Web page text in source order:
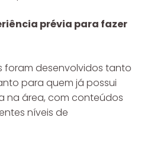
prévia para fazer
foram desenvolvidos tanto
para quem já possui
na área, com conteúdos
níveis de